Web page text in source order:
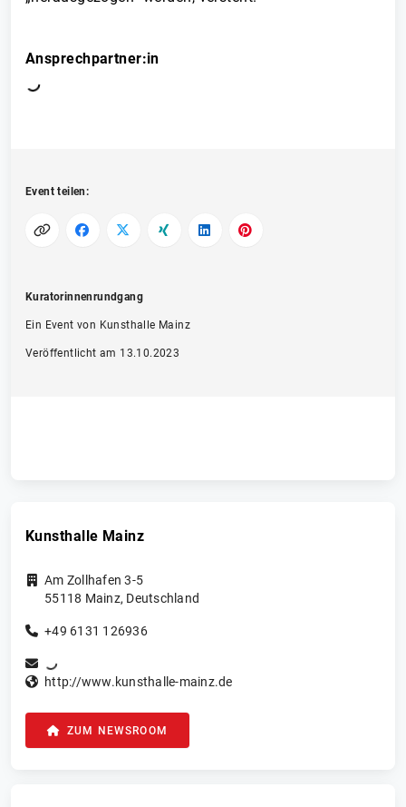
Ansprechpartner:in
Event teilen:
Kuratorinnenrundgang
Ein Event von Kunsthalle Mainz
Veröffentlicht am 13.10.2023
Kunsthalle Mainz
Am Zollhafen 3-5
55118 Mainz, Deutschland
+49 6131 126936
http://www.kunsthalle-mainz.de
ZUM NEWSROOM